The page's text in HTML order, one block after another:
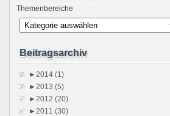
Themenbereiche
Beitragsarchiv
►2014 (1)
►2013 (5)
►2012 (20)
►2011 (30)